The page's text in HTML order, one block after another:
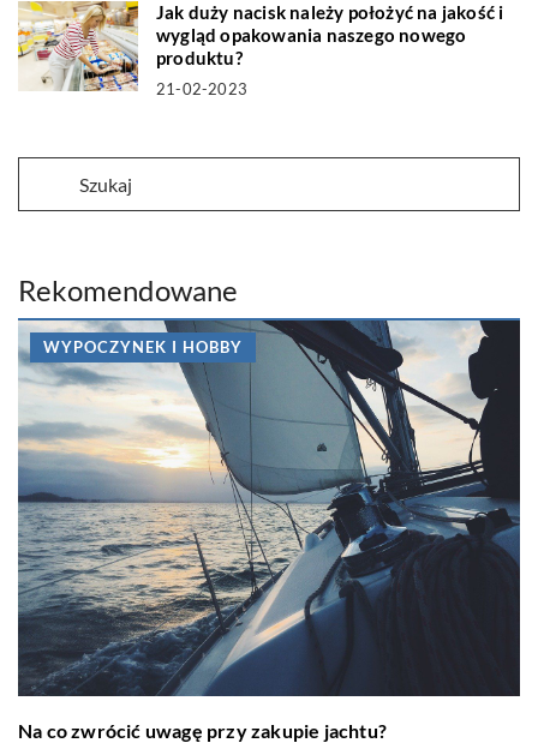
Jak duży nacisk należy położyć na jakość i
wygląd opakowania naszego nowego
produktu?
21-02-2023
Rekomendowane
WYPOCZYNEK I HOBBY
Na co zwrócić uwagę przy zakupie jachtu?